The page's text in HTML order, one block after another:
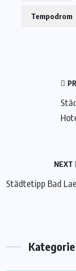
Tempodrom
NEXT
Städtetipp Bad
Kategorie